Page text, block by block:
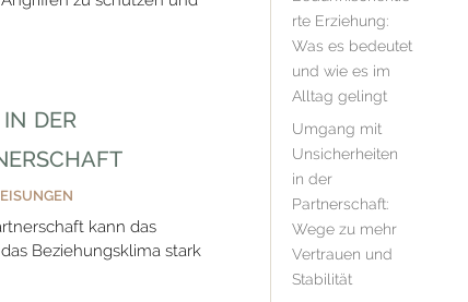
der
kann das
Beziehungsklima stark
rte Erziehung:
Was es bedeutet
und wie es im
Alltag gelingt
Umgang mit
Unsicherheiten
in der
Partnerschaft:
Wege zu mehr
Vertrauen und
Stabilität